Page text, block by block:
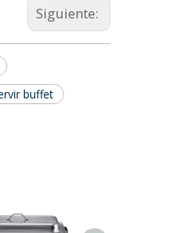
Siguiente:
buffet